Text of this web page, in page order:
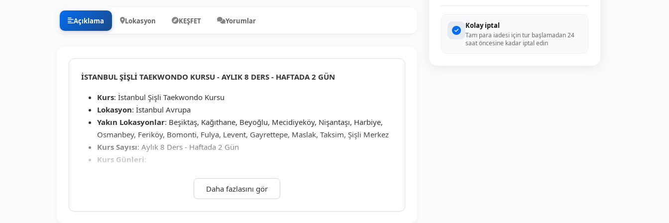
Açıklama Lokasyon KEŞFET Yorumlar
İSTANBUL ŞİŞLİ TAEKWONDO KURSU - AYLIK 8 DERS - HAFTADA 2 GÜN
Kurs: İstanbul Şişli Taekwondo Kursu
Lokasyon: İstanbul Avrupa
Yakın Lokasyonlar: Beşiktaş, Kağıthane, Beyoğlu, Mecidiyeköy, Nişantaşı, Harbiye,
Osmanbey, Feriköy, Bomonti, Fulya, Levent, Gayrettepe, Maslak, Taksim, Şişli Merkez
Kurs Sayısı: Aylık 8 Ders - Haftada 2 Gün
Kurs Günleri:
: Grup Taekwondo Dersi
Yaş Grupları: 4+ Yaş
Daha fazlasını gör
Kolay iptal
Tam para iadesi için tur başlamadan 24
saat öncesine kadar iptal edin